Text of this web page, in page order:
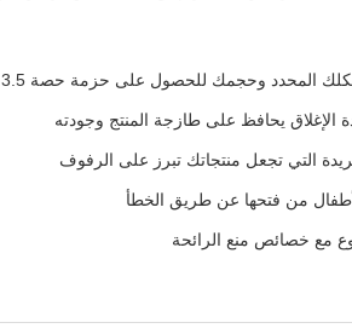
وحجمك للحصول على حزمة حصة 3.5 غرام مثالية
الإغلاق يحافظ على طازجة المنتج وجودته
التي تجعل منتجاتك تبرز على الرفوف
من فتحها عن طريق الخطأ
مع خصائص منع الرائحة